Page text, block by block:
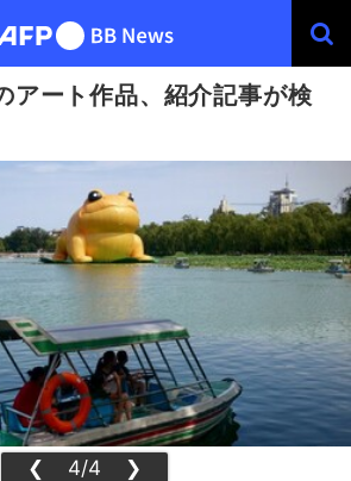
アート作品、紹介記事が検
❮ 4/4 ❯